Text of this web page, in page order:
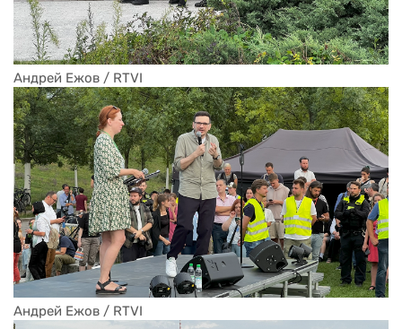
Андрей Ежов / RTVI
Андрей Ежов / RTVI